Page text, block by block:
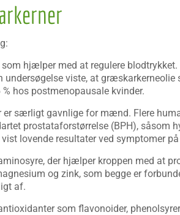
hjælper med at regulere
viste, at
hos postmenopausale kvinder.
er særligt gavnlige for mænd. Flere
prostataforstørrelse (BPH), såsom
lovende resultater ved symptomer
der hjælper kroppen med at
og zink, som begge er
af.
som flavonoider,